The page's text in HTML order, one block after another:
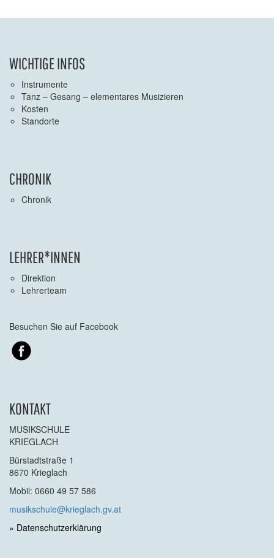
WICHTIGE INFOS
Instrumente
Tanz – Gesang – elementares Musizieren
Kosten
Standorte
CHRONIK
Chronik
LEHRER*INNEN
Direktion
Lehrerteam
Besuchen Sie auf Facebook
KONTAKT
MUSIKSCHULE
KRIEGLACH
Bürstadtstraße 1
8670 Krieglach
Mobil: 0660 49 57 586
musikschule@krieglach.gv.at
» Datenschutzerklärung